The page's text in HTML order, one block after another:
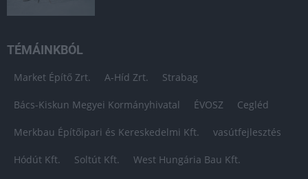
TÉMÁINKBÓL
Market Építő Zrt. A-Híd Zrt. Strabag
Bács-Kiskun Megyei Kormányhivatal ÉVOSZ Cegléd
Merkbau Építőipari és Kereskedelmi Kft. vasútfejlesztés
Hódút Kft. Soltút Kft. West Hungária Bau Kft.